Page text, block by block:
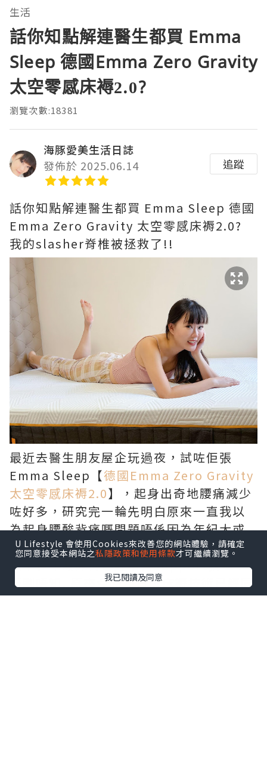
生活
話你知點解連醫生都買 Emma
Sleep 德國Emma Zero Gravity
太空零感床褥2.0?
瀏覽次數:18381
海豚愛美生活日誌
發佈於 2025.06.14
追蹤
話你知點解連醫生都買 Emma Sleep 德國
Emma Zero Gravity 太空零感床褥2.0?
我的slasher脊椎被拯救了!!
最近去醫生朋友屋企玩過夜，試咗佢張
Emma Sleep【德國Emma Zero Gravity
太空零感床褥2.0】，起身出奇地腰痛減少
咗好多，研究完一輪先明白原來一直我以
為起身腰酸背痛嘅問題唔係因為年紀大或
者睡眠時間唔夠長，而後因為我屋企瞓緊
快十多年嘅床褥已經唔再support我啦！
唔瞓唔知, 原來今時今日嘅床褥技術已經同
我10前買嘅舊床褥差好遠!!
U Lifestyle 會使用Cookies來改善您的網站體驗，請確定
您同意接受本網站之私隱政策和使用條款才可繼續瀏覽。
我已閱讀及同意